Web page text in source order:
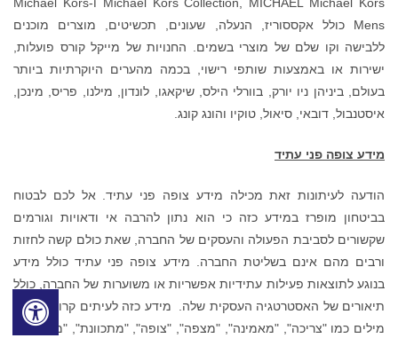
Mens כולל אקססוריז, הנעלה, שעונים, תכשיטים, מוצרים מוכנים
ללבישה וקו שלם של מוצרי בשמים. החנויות של מייקל קורס פועלות,
ישירות או באמצעות שותפי רישוי, בכמה מהערים היוקרתיות ביותר
בעולם, ביניהן ניו יורק, בוורלי הילס, שיקאגו, לונדון, מילנו, פריס, מינכן,
איסטנבול, דובאי, סיאול, טוקיו והונג קונג.
מידע צופה פני עתיד
הודעה לעיתונות זאת מכילה מידע צופה פני עתיד. אל לכם לבטוח
בביטחון מופרז במידע כזה כי הוא נתון להרבה אי ודאויות וגורמים
שקשורים לסביבת הפעולה והעסקים של החברה, שאת כולם קשה לחזות
ורבים מהם אינם בשליטת החברה. מידע צופה פני עתיד כולל מידע
בנוגע לתוצאות פעילות עתידיות אפשריות או משוערות של החברה, כולל
תיאורים של האסטרטגיה העסקית שלה. מידע כזה לעיתים קרובות כולל
מילים כמו "צריכה", "מאמינה", "מצפה", "צופה", "מתכוונת", "מתכננת",